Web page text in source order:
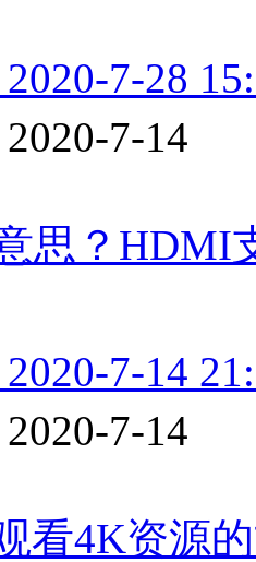
7-28
2020-7-14
思？HDMI
7-14
2020-7-14
看4K资源